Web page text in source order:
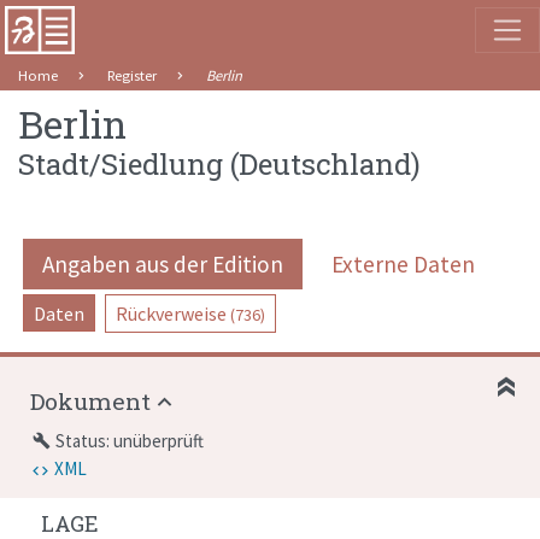
Home Register Berlin
Berlin
Stadt/Siedlung (Deutschland)
Angaben aus der Edition Externe Daten
Daten Rückverweise (736)
LAGE
Dokument
build Status: unüberprüft
XML